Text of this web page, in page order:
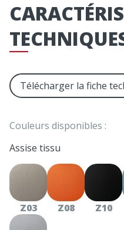
Télécharger la fiche
Couleurs disponibles :
Assise tissu
Z03 Z08 Z10